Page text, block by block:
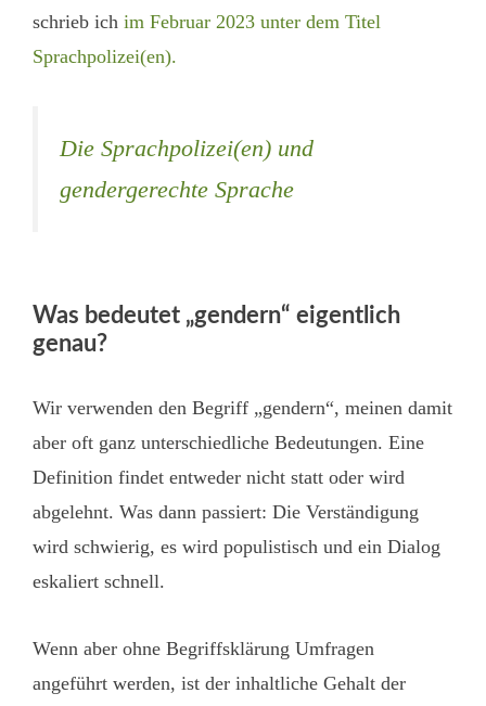
schrieb ich im Februar 2023 unter dem Titel
Sprachpolizei(en).
Die Sprachpolizei(en) und
gendergerechte Sprache
Was bedeutet „gendern“ eigentlich
genau?
Wir verwenden den Begriff „gendern“, meinen damit
aber oft ganz unterschiedliche Bedeutungen. Eine
Definition findet entweder nicht statt oder wird
abgelehnt. Was dann passiert: Die Verständigung
wird schwierig, es wird populistisch und ein Dialog
eskaliert schnell.
Wenn aber ohne Begriffsklärung Umfragen
angeführt werden, ist der inhaltliche Gehalt der